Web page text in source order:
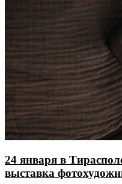
24 января в
выставка